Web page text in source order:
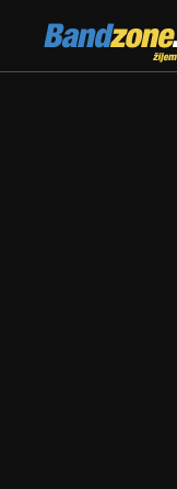
Bandzone.cz
žijeme hudbou